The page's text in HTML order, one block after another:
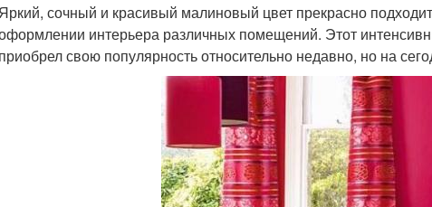
Яркий, сочный и красивый малиновый цвет прекрасно
интерьера различных помещений. Этот
приобрел свою популярность относительно недавно, но на